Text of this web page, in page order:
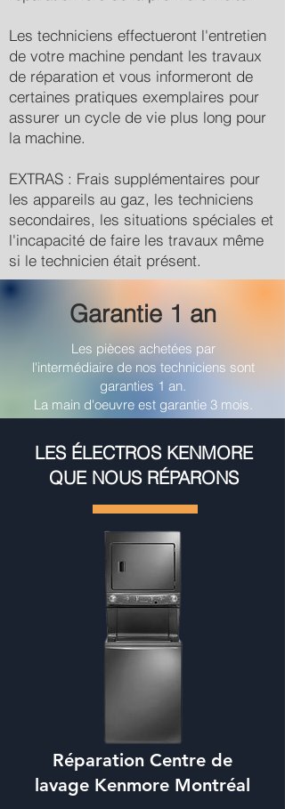
Les techniciens effectueront l'entretien
de votre machine pendant les travaux
de réparation et vous informeront de
certaines pratiques exemplaires pour
assurer un cycle de vie plus long pour
la machine.
EXTRAS : Frais supplémentaires pour
les appareils au gaz, les techniciens
secondaires, les situations spéciales et
l'incapacité de faire les travaux même
si le technicien était présent.
Garantie 1 an
Les pièces achetées par
l'intermédiaire de nos techniciens sont
garanties 1 an.
La main d'oeuvre est garantie 3 mois.
LES ÉLECTROS KENMORE
QUE NOUS RÉPARONS
Réparation Centre de
lavage Kenmore Montréal